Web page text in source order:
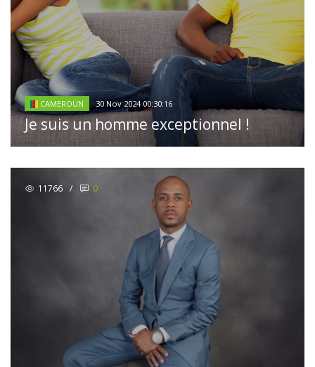
CAMEROUN 30 Nov 2024 00:30:16
Je suis un homme exceptionnel !
11766 / 0